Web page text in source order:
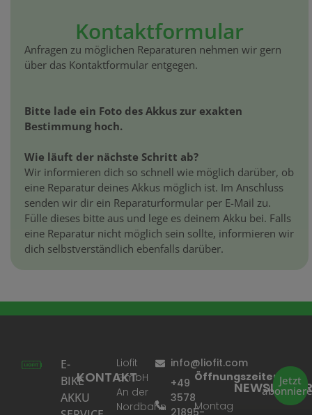
Kontaktformular
Anfragen zu möglichen Reparaturen nehmen wir gern
über das Kontaktformular entgegen.
Bitte lade ein Foto des Akkus zur exakten
Bestimmung hoch.
Wie läuft der nächste Schritt ab?
Wir informieren dich so schnell wie möglich darüber, ob
eine Reparatur deines Akkus möglich ist. Im Anschluss
senden wir dir ein Reparaturformular per E-Mail zu.
Fülle dieses bitte aus und lege es deinem Akku bei. Falls
eine Reparatur nicht möglich sein sollte, informieren wir
dich selbstverständlich ebenfalls darüber.
E-
BIKE
AKKU
KONTAKT
Liofit
GmbH
An der
Nordbahn
info@liofit.com
+49
3578
Öffnungszeiten:
Montag
NEWSLETTER
Jetzt